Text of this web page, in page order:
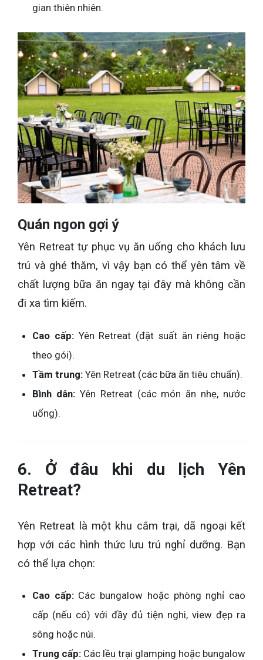
gian thiên nhiên.
Quán ngon gợi ý
Yên Retreat tự phục vụ ăn uống cho khách lưu
trú và ghé thăm, vì vậy bạn có thể yên tâm về
chất lượng bữa ăn ngay tại đây mà không cần
đi xa tìm kiếm.
Cao cấp:Yên Retreat (đặt suất ăn riêng hoặc
theo gói).
Tầm trung: Yên Retreat (các bữa ăn tiêu chuẩn).
Bình dân:Yên Retreat (các món ăn nhẹ, nước
uống).
6. Ở đâu khi du lịch Yên
Retreat?
Yên Retreat là một khu cắm trại, dã ngoại kết
hợp với các hình thức lưu trú nghỉ dưỡng. Bạn
có thể lựa chọn:
Cao cấp:Các bungalow hoặc phòng nghỉ cao
cấp (nếu có) với đầy đủ tiện nghi, view đẹp ra
sông hoặc núi.
Trung cấp: Các lều trại glamping hoặc bungalow